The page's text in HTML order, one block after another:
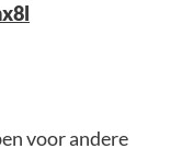
voor andere